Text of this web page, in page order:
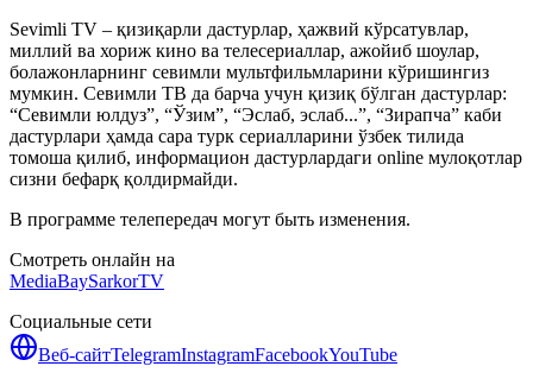
Sevimli TV – қизиқарли дастурлар, ҳажвий кўрсатувлар,
миллий ва хориж кино ва телесериаллар, ажойиб шоулар,
болажонларнинг севимли мультфильмларини кўришингиз
мумкин. Севимли ТВ да барча учун қизиқ бўлган дастурлар:
“Севимли юлдуз”, “Ўзим”, “Эслаб, эслаб...”, “Зирапча” каби
дастурлари ҳамда сара турк сериалларини ўзбек тилида
томоша қилиб, информацион дастурлардаги online мулоқотлар
сизни бефарқ қолдирмайди.
В программе телепередач могут быть изменения.
Смотреть онлайн на
MediaBaySarkorTV
Социальные сети
Веб-сайтTelegramInstagramFacebookYouTube